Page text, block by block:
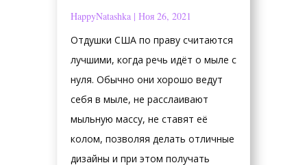
HappyNatashka| Ноя 26, 2021
Отдушки США по праву считаются
лучшими, когда речь идёт о мыле с
нуля. Обычно они хорошо ведут
себя в мыле, не расслаивают
мыльную массу, не ставят её
колом, позволяя делать отличные
дизайны и при этом получать